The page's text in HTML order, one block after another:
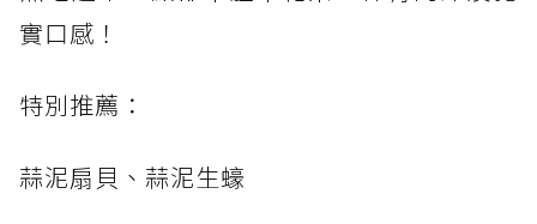
實口感！
特別推薦：
蒜泥扇貝、蒜泥生蠔